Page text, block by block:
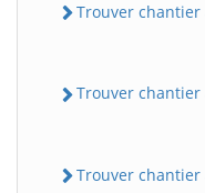
Trouver chantier
Trouver chantier
Trouver chantier